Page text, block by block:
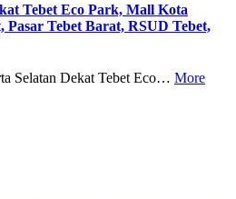
Tebet Eco Park, Mall Kota
Pasar Tebet Barat, RSUD Tebet,
Selatan Dekat Tebet Eco… More